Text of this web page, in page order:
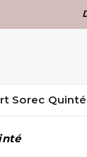
Sorec Quinté